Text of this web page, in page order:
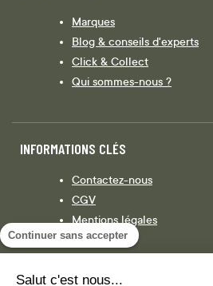
Continuer sans accepter
Salut c'est nous...
Marques
Blog & conseils d'experts
Click & Collect
Qui sommes-nous ?
INFORMATIONS CLÉS
Contactez-nous
CGV
Mentions légales
Législation